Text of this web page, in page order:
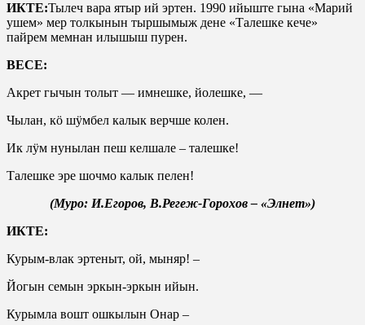
ИКТЕ:Тылеч вара ятыр ий эртен. 1990 ийыште гына «Марий
ушем» мер толкынын тыршымыж дене «Талешке кече»
пайрем мемнан илышыш пурен.
ВЕСЕ:
Акрет гычын толыт — имнешке, йолешке, —
Чылан, кӧ шӱмбел калык верчше колен.
Ик лӱм нунылан пеш келшале – талешке!
Талешке эре шочмо калык пелен!
(Муро: И.Егоров, В.Регеж-Горохов – «Элнет»)
ИКТЕ:
Курым-влак эртеныт, ой, мыняр! –
Йогын семын эркын-эркын ийын.
Курымла вошт ошкылын Онар –